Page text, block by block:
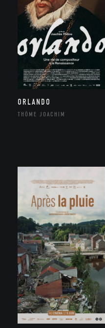
ORLANDO
THÔME JOACHIM